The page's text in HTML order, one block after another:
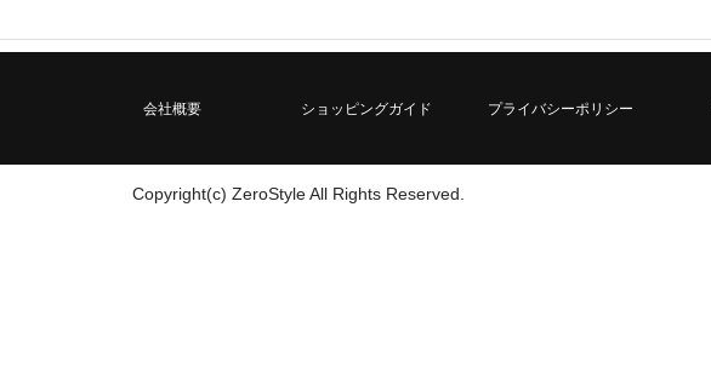
会社概要 ショッピングガイド プライバシーポリシー
Copyright(c) ZeroStyle All Rights Reserved.